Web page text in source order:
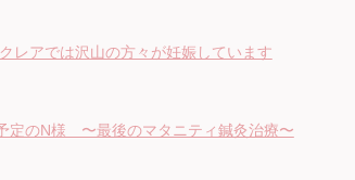
レアでは沢山の方々が妊娠しています
定のN様 〜最後のマタニティ鍼灸治療〜